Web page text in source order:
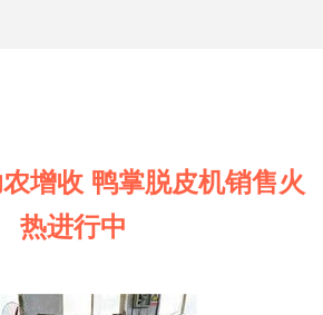
增收 鸭掌脱皮机销售火
热进行中